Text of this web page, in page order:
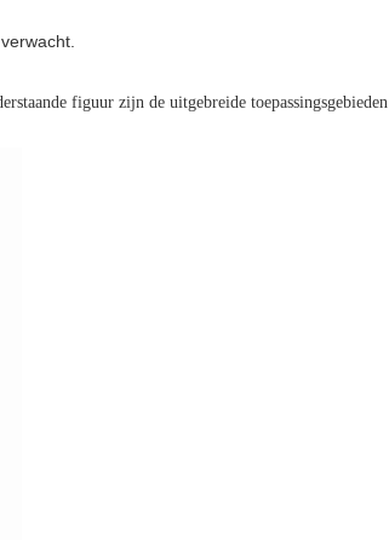
figuur zijn de uitgebreide toepassingsgebieden